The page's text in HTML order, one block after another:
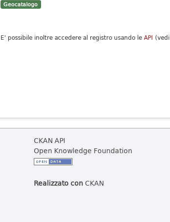
Geocatalogo
E' possibile inoltre accedere al registro usando le API (vedi
CKAN API
Open Knowledge Foundation
Realizzato conCKAN